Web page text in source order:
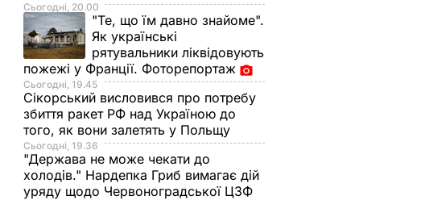
Сьогодні, 20.00
"Те, що їм давно знайоме".
Як українські
рятувальники ліквідовують
пожежі у Франції. Фоторепортаж
Сьогодні, 19.45
Сікорський висловився про потребу
збиття ракет РФ над Україною до
того, як вони залетять у Польщу
Сьогодні, 19.36
"Держава не може чекати до
холодів." Нардепка Гриб вимагає дій
уряду щодо Червоноградської ЦЗФ